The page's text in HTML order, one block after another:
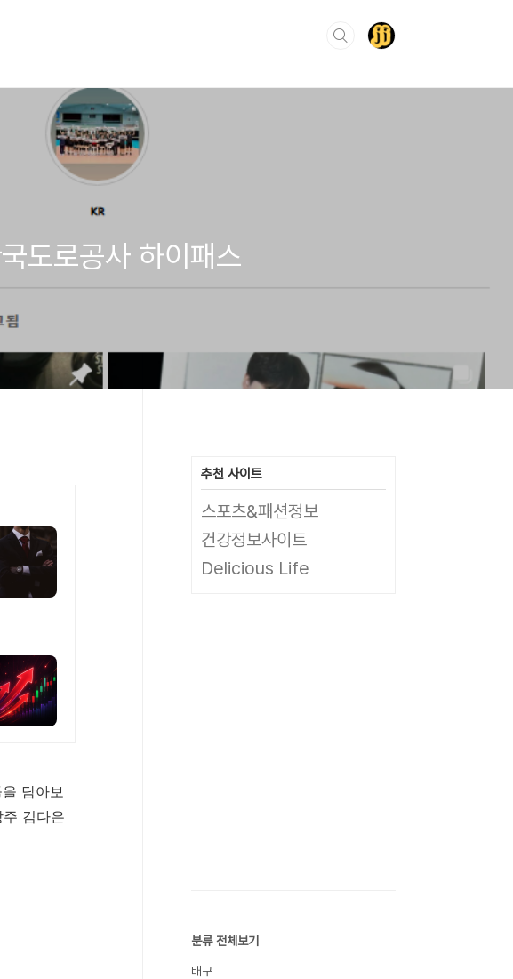
도로공사 하이패스
담아보
김다은
추천 사이트
스포츠&패션정보
건강정보사이트
Delicious Life
분류 전체보기
배구